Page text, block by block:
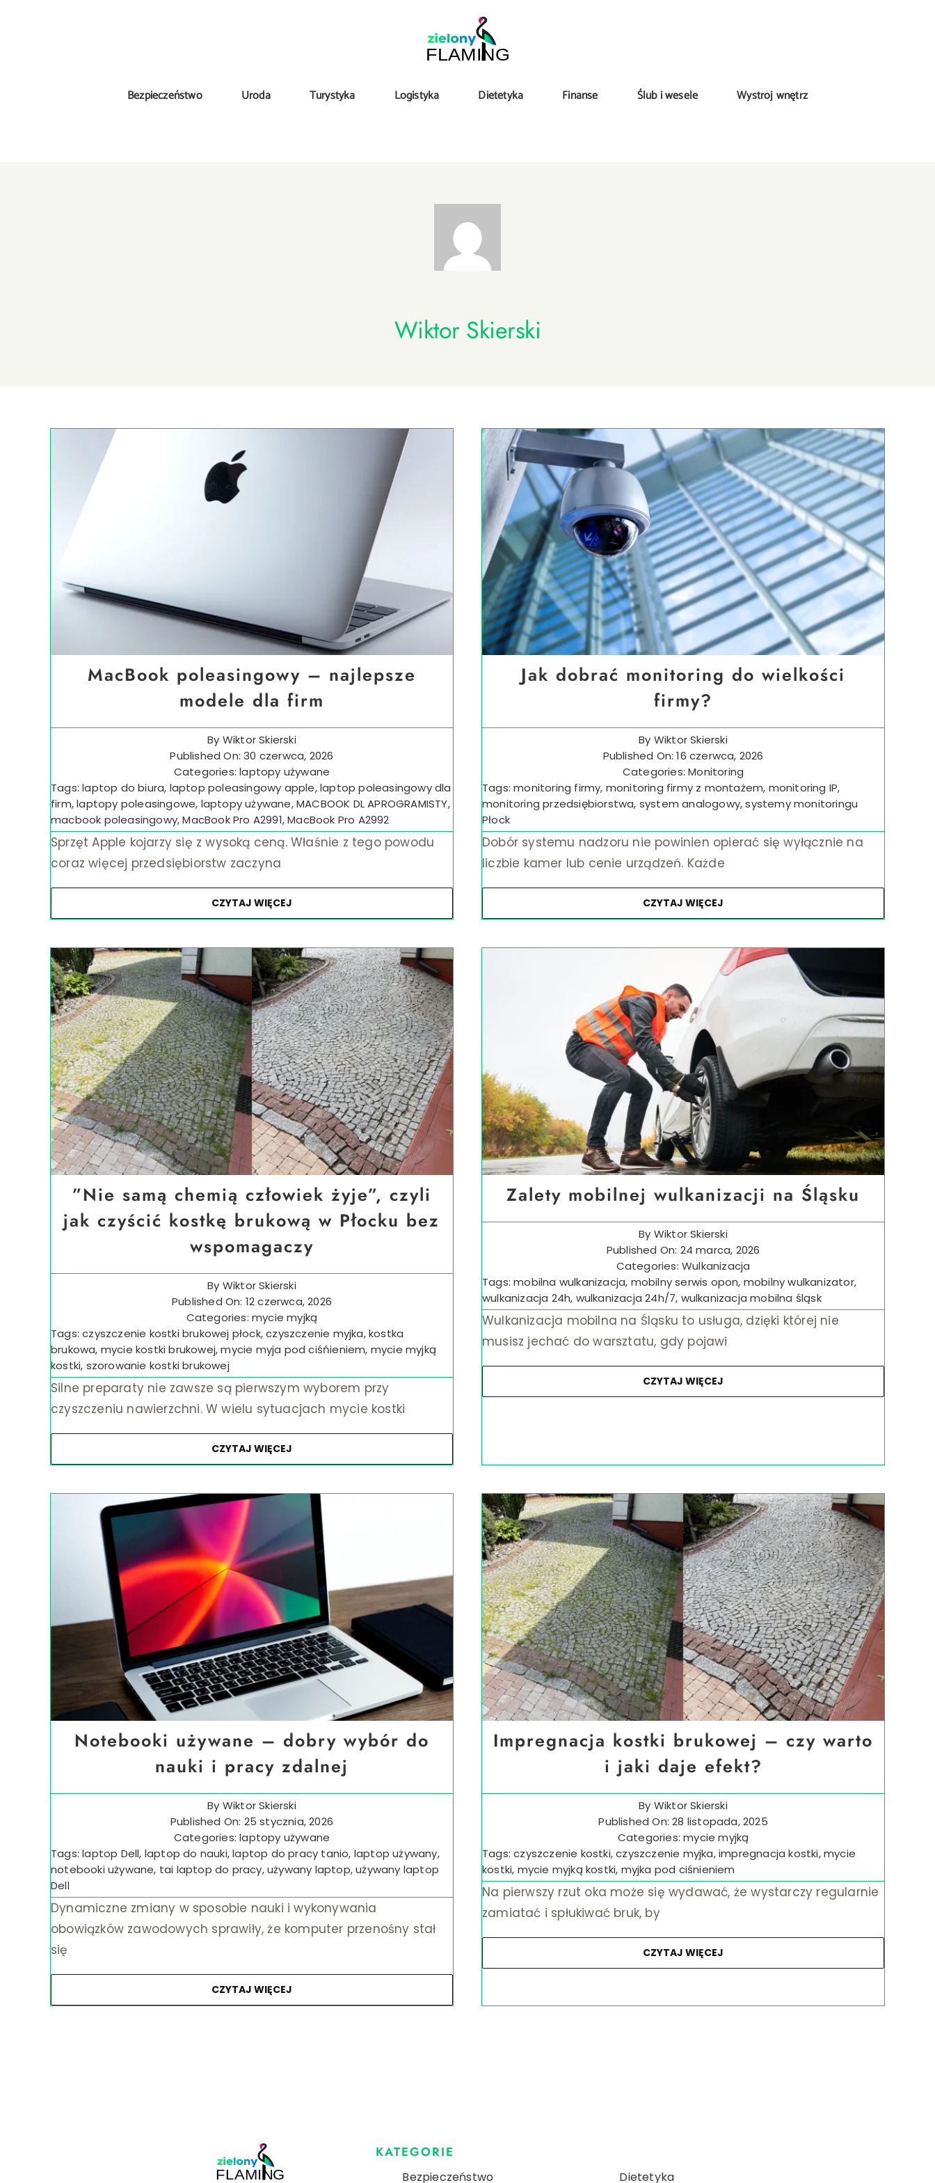
Bezpieczeństwo Uroda Turystyka Logistyka Dietetyka Finanse Ślub i wesele Wystrój wnętrz
Wiktor Skierski
MacBook poleasingowy – najlepsze
modele dla firm
By Wiktor Skierski
Published On: 30 czerwca, 2026
Categories:laptopy używane
Tags:laptop do biura, laptop poleasingowy apple,laptop poleasingowy dla
firm,laptopy poleasingowe, laptopy używane,MACBOOK DL APROGRAMISTY,
macbook poleasingowy,MacBook Pro A2991,MacBook Pro A2992
Sprzęt Apple kojarzy się z wysoką ceną. Właśnie z tego powodu
coraz więcej przedsiębiorstw zaczyna
CZYTAJ WIĘCEJ
Jak dobrać monitoring do wielkości
firmy?
By Wiktor Skierski
Published On: 16 czerwca, 2026
Categories:Monitoring
Tags:monitoring firmy, monitoring firmy z montażem, monitoring IP,
monitoring przedsiębiorstwa, system analogowy,systemy monitoringu
Płock
Dobór systemu nadzoru nie powinien opierać się wyłącznie na
liczbie kamer lub cenie urządzeń. Każde
CZYTAJ WIĘCEJ
”Nie samą chemią człowiek żyje”, czyli
jak czyścić kostkę brukową w Płocku bez
wspomagaczy
By Wiktor Skierski
Published On: 12 czerwca, 2026
Categories:mycie myjką
Tags:czyszczenie kostki brukowej płock,czyszczenie myjka,kostka
brukowa, mycie kostki brukowej,mycie myja pod ciśńieniem, mycie myjką
kostki, szorowanie kostki brukowej
Silne preparaty nie zawsze są pierwszym wyborem przy
czyszczeniu nawierzchni. W wielu sytuacjach mycie kostki
CZYTAJ WIĘCEJ
Zalety mobilnej wulkanizacji na Śląsku
By Wiktor Skierski
Published On: 24 marca, 2026
Categories:Wulkanizacja
Tags:mobilna wulkanizacja, mobilny serwis opon, mobilny wulkanizator,
wulkanizacja 24h, wulkanizacja 24h/7, wulkanizacja mobilna śląsk
Wulkanizacja mobilna na Śląsku to usługa, dzięki której nie
musisz jechać do warsztatu, gdy pojawi
CZYTAJ WIĘCEJ
Notebooki używane – dobry wybór do
nauki i pracy zdalnej
By Wiktor Skierski
Published On: 25 stycznia, 2026
Categories:laptopy używane
Tags:laptop Dell, laptop do nauki,laptop do pracy tanio, laptop używany,
notebooki używane, tai laptop do pracy,używany laptop,używany laptop
Dell
Dynamiczne zmiany w sposobie nauki i wykonywania
obowiązków zawodowych sprawiły, że komputer przenośny stał
się
CZYTAJ WIĘCEJ
Impregnacja kostki brukowej – czy warto
i jaki daje efekt?
By Wiktor Skierski
Published On: 28 listopada, 2025
Categories:mycie myjką
Tags:czyszczenie kostki,czyszczenie myjka,impregnacja kostki,mycie
kostki, mycie myjką kostki, myjka pod ciśnieniem
Na pierwszy rzut oka może się wydawać, że wystarczy regularnie
zamiatać i spłukiwać bruk, by
CZYTAJ WIĘCEJ
KATEGORIE
Bezpieczeństwo Dietetyka